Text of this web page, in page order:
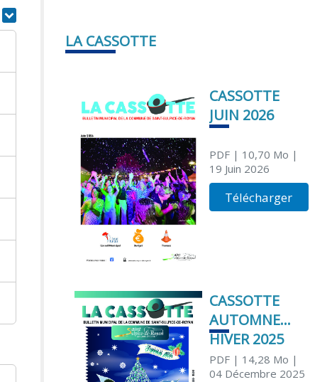
LA CASSOTTE
CASSOTTE
JUIN 2026
PDF| 10,70 Mo |
19 Juin 2026
Télécharger
CASSOTTE
AUTOMNE
HIVER 2025
PDF| 14,28 Mo |
04 Décembre 2025